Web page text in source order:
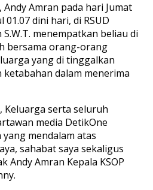
Andy Amran pada hari Jumat
dini hari, di RSUD
menempatkan beliau di
bersama orang-orang
yang di tinggalkan
dalam menerima
Keluarga serta seluruh
media DetikOne
mendalam atas
sahabat saya sekaligus
Andy Amran Kepala KSOP